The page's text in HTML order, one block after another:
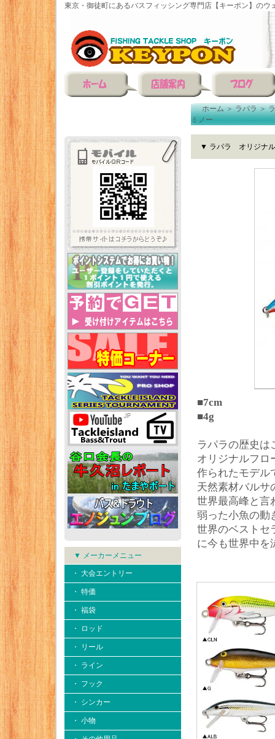
東京・御徒町にあるバスフィッシング専門店【キーポン】のウ
▼ メーカーメニュー
・ 大会エントリー
・ 特価
・ 福袋
・ ロッド
・ リール
・ ライン
・ フック
・ シンカー
・ 小物
ホーム＞ラパラ＞
ミノー
▼ ラパラ オリジナル
■7cm
■4g
ラパラの歴史は
オリジナルフロ
作られたモデル
天然素材バルサ
世界最高峰と言
弱った小魚の動
世界のベストセ
に今も世界中を